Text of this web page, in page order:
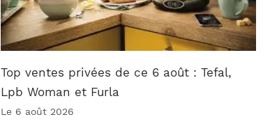
Top ventes privées de ce 6 août : Tefal,
Lpb Woman et Furla
Le 6 août 2026